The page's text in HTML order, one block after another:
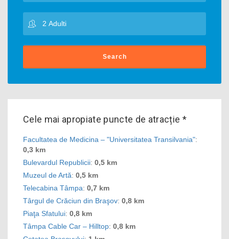
Search
Cele mai apropiate puncte de atracție *
Facultatea de Medicina – "Universitatea Transilvania":
0,3 km
Bulevardul Republicii: 0,5 km
Muzeul de Artă: 0,5 km
Telecabina Tâmpa: 0,7 km
Târgul de Crăciun din Braşov: 0,8 km
Piaţa Sfatului: 0,8 km
Tâmpa Cable Car – Hilltop: 0,8 km